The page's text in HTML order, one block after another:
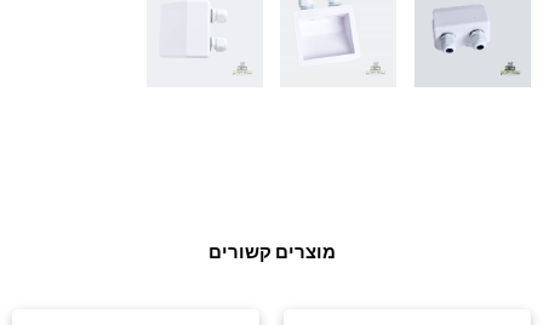
מוצרים קשורים